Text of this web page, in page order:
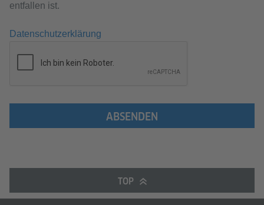
entfallen ist.
Datenschutzerklärung
ABSENDEN
TOP